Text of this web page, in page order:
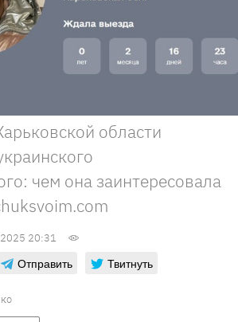
области
чем она заинтересовала
20:31
Отправить Твитнуть